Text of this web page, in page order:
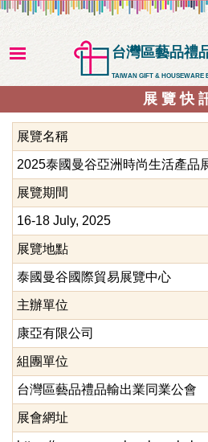
台灣區藝品禮
TAIWAN GIFT & HOUSEWARE
展覽快
展覽名稱
2025泰國曼谷亞洲時尚生活產品
展覽期間
16-18 July, 2025
展覽地點
泰國曼谷國際貿易展覽中心
主辦單位
康亞有限公司
組團單位
台灣區藝品禮品輸出業同業公會
展會網址